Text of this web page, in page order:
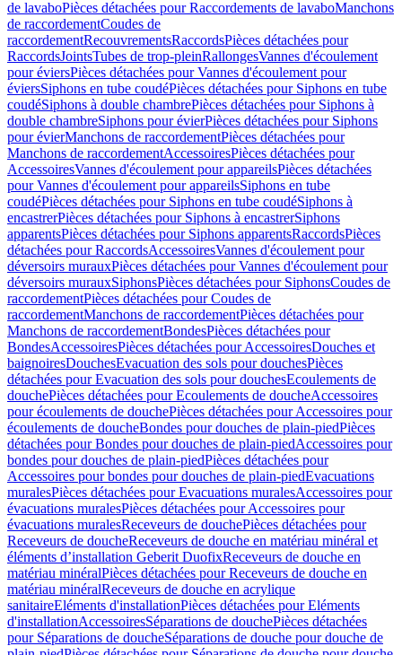
de lavaboPièces détachées pour Raccordements de lavaboManchons
de raccordementCoudes de
raccordementRecouvrementsRaccordsPièces détachées pour
RaccordsJointsTubes de trop-pleinRallongesVannes d'écoulement
pour éviersPièces détachées pour Vannes d'écoulement pour
éviersSiphons en tube coudéPièces détachées pour Siphons en tube
coudéSiphons à double chambrePièces détachées pour Siphons à
double chambreSiphons pour évierPièces détachées pour Siphons
pour évierManchons de raccordementPièces détachées pour
Manchons de raccordementAccessoiresPièces détachées pour
AccessoiresVannes d'écoulement pour appareilsPièces détachées
pour Vannes d'écoulement pour appareilsSiphons en tube
coudéPièces détachées pour Siphons en tube coudéSiphons à
encastrerPièces détachées pour Siphons à encastrerSiphons
apparentsPièces détachées pour Siphons apparentsRaccordsPièces
détachées pour RaccordsAccessoiresVannes d'écoulement pour
déversoirs murauxPièces détachées pour Vannes d'écoulement pour
déversoirs murauxSiphonsPièces détachées pour SiphonsCoudes de
raccordementPièces détachées pour Coudes de
raccordementManchons de raccordementPièces détachées pour
Manchons de raccordementBondesPièces détachées pour
BondesAccessoiresPièces détachées pour AccessoiresDouches et
baignoiresDouchesEvacuation des sols pour douchesPièces
détachées pour Evacuation des sols pour douchesEcoulements de
douchePièces détachées pour Ecoulements de doucheAccessoires
pour écoulements de douchePièces détachées pour Accessoires pour
écoulements de doucheBondes pour douches de plain-piedPièces
détachées pour Bondes pour douches de plain-piedAccessoires pour
bondes pour douches de plain-piedPièces détachées pour
Accessoires pour bondes pour douches de plain-piedEvacuations
muralesPièces détachées pour Evacuations muralesAccessoires pour
évacuations muralesPièces détachées pour Accessoires pour
évacuations muralesReceveurs de douchePièces détachées pour
Receveurs de doucheReceveurs de douche en matériau minéral et
éléments d’installation Geberit DuofixReceveurs de douche en
matériau minéralPièces détachées pour Receveurs de douche en
matériau minéralReceveurs de douche en acrylique
sanitaireEléments d'installationPièces détachées pour Eléments
d'installationAccessoiresSéparations de douchePièces détachées
pour Séparations de doucheSéparations de douche pour douche de